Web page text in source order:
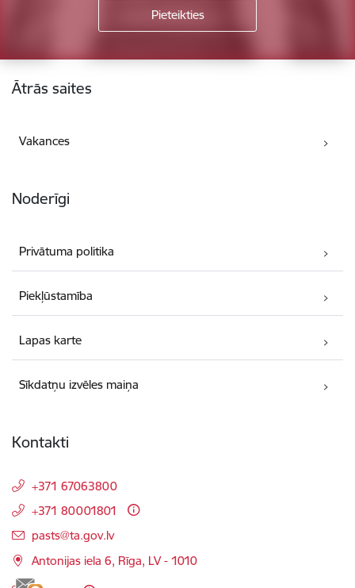
Kājene
Ātrās saites
Vakances
Noderīgi
Privātuma politika
Piekļūstamība
Lapas karte
Sīkdatņu izvēles maiņa
Kontakti
+371 67063800
+371 80001801
E-pasts:
pasts@ta.gov.lv
Antonijas iela 6, Rīga, LV - 1010